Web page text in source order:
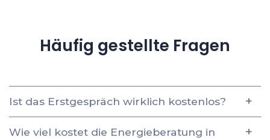
Häufig gestellte Fragen
Ist das Erstgespräch wirklich kostenlos?
Wie viel kostet die Energieberatung in